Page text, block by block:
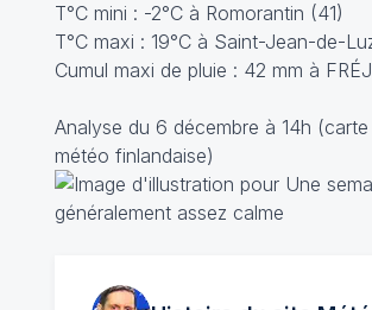
T°C mini : -2°C à Romorantin (41)
T°C maxi : 19°C à Saint-Jean-de-
Cumul maxi de pluie : 42 mm à
Analyse du 6 décembre à 14h
météo finlandaise)